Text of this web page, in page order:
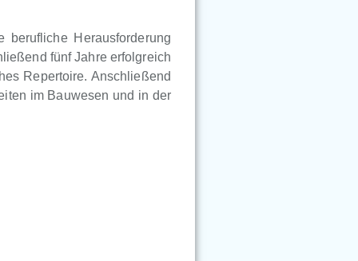
Herausforderung
fünf Jahre erfolgreich
Repertoire. Anschließend
im Bauwesen und in der